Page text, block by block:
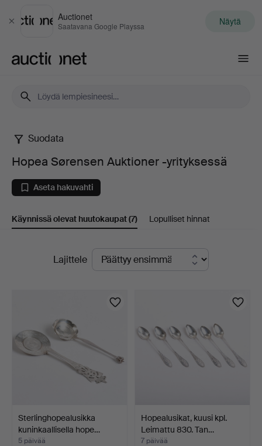
Sulje
Auctionet
Saatavana Google Playssa Näytä
Hopea
Sørensen
Auktioner
yrityksessä
Suodata
Hopea Sørensen Auktioner -yrityksessä
Aseta hakuvahti
Käynnissä olevat huutokaupat(7) Lopulliset hinnat
KäynnissäLajittele
Sterlinghopealusikka
kuninkaallisella hope…
5 päivää
Hopealusikat, kuusi kpl.
Leimattu 830. Tan…
7 päivää